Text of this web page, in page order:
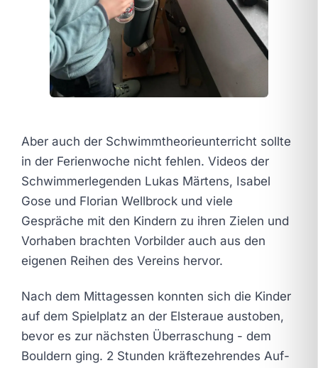
Aber auch der Schwimmtheorieunterricht sollte
in der Ferienwoche nicht fehlen. Videos der
Schwimmerlegenden Lukas Märtens, Isabel
Gose und Florian Wellbrock und viele
Gespräche mit den Kindern zu ihren Zielen und
Vorhaben brachten Vorbilder auch aus den
eigenen Reihen des Vereins hervor.
Nach dem Mittagessen konnten sich die Kinder
auf dem Spielplatz an der Elsteraue austoben,
bevor es zur nächsten Überraschung - dem
Bouldern ging. 2 Stunden kräftezehrendes Auf-